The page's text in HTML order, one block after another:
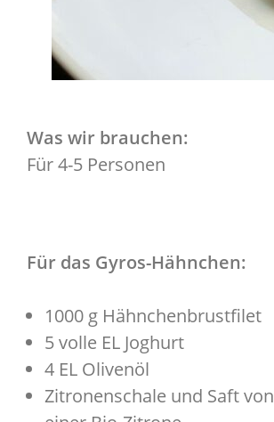
Was wir brauchen:
Für 4-5 Personen
Für das Gyros-Hähnchen:
1000 g Hähnchenbrustfilet
5 volle EL Joghurt
4 EL Olivenöl
Zitronenschale und Saft von